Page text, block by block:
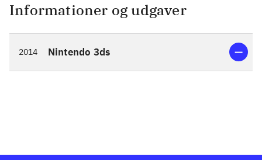
Informationer og udgaver
2014 Nintendo 3ds